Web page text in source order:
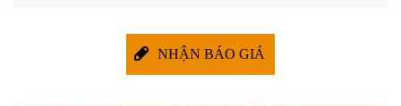
NHẬN BÁO GIÁ